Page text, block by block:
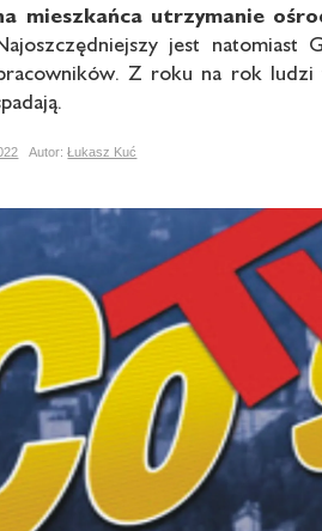
mieszkańca utrzymanie
jest natomiast
Z roku na rok ludzi
Autor:Łukasz Kuć